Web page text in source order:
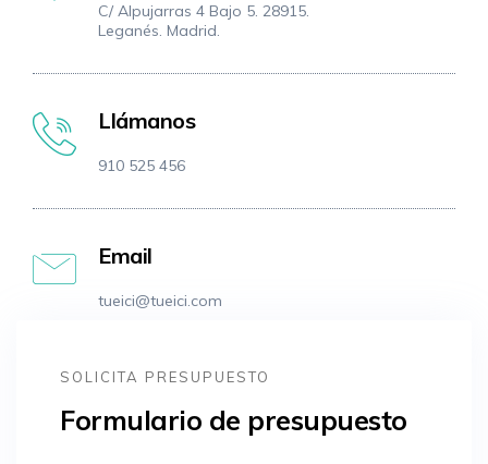
C/ Alpujarras 4 Bajo 5. 28915.
Leganés. Madrid.
Llámanos
910 525 456
Email
tueici@tueici.com
SOLICITA PRESUPUESTO
Formulario de presupuesto